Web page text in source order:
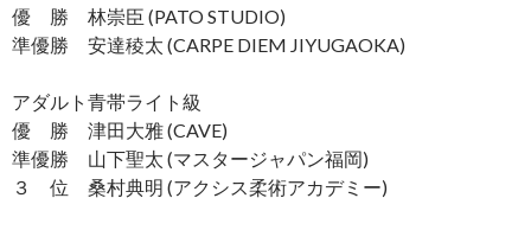
優 勝 林崇臣 (PATO STUDIO)
準優勝 安達稜太 (CARPE DIEM JIYUGAOKA)
アダルト青帯ライト級
優 勝 津田大雅 (CAVE)
準優勝 山下聖太 (マスタージャパン福岡)
３ 位 桑村典明 (アクシス柔術アカデミー)